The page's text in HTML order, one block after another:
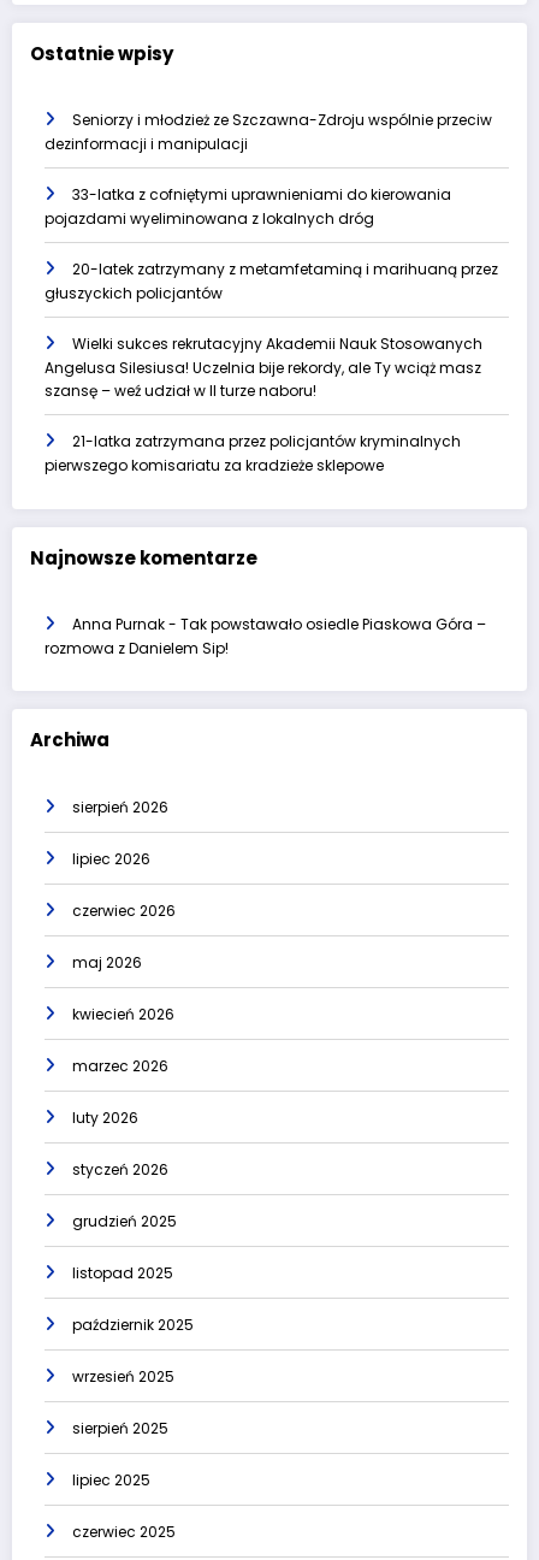
Ostatnie wpisy
Seniorzy i młodzież ze Szczawna-Zdroju wspólnie przeciw
dezinformacji i manipulacji
33-latka z cofniętymi uprawnieniami do kierowania
pojazdami wyeliminowana z lokalnych dróg
20-latek zatrzymany z metamfetaminą i marihuaną przez
głuszyckich policjantów
Wielki sukces rekrutacyjny Akademii Nauk Stosowanych
Angelusa Silesiusa! Uczelnia bije rekordy, ale Ty wciąż masz
szansę – weź udział w II turze naboru!
21-latka zatrzymana przez policjantów kryminalnych
pierwszego komisariatu za kradzieże sklepowe
Najnowsze komentarze
Anna Purnak- Tak powstawało osiedle Piaskowa Góra –
rozmowa z Danielem Sip!
Archiwa
sierpień 2026
lipiec 2026
czerwiec 2026
maj 2026
kwiecień 2026
marzec 2026
luty 2026
styczeń 2026
grudzień 2025
listopad 2025
październik 2025
wrzesień 2025
sierpień 2025
lipiec 2025
czerwiec 2025